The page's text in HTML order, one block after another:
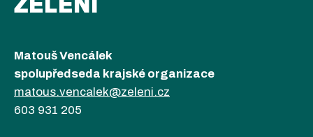
ZELENÍ
Matouš Vencálek
spolupředseda krajské organizace
matous.vencalek@zeleni.cz
603 931 205